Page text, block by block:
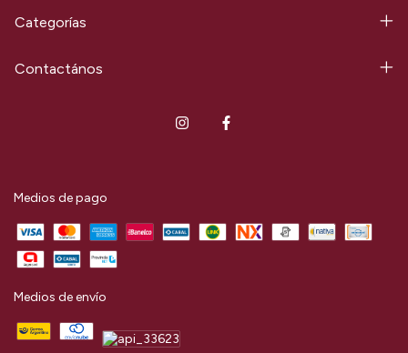
Categorías
Contactános
Medios de pago
Medios de envío